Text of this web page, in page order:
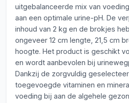
uitgebalanceerde mix van
aan een optimale urine-pH. De
inhoud van 2 kg en de brokjes
ongeveer 12 cm lengte, 21,5 cm
hoogte. Het product is geschikt
en wordt aanbevolen bij
Dankzij de zorgvuldig
toegevoegde vitaminen en
voeding bij aan de algehele